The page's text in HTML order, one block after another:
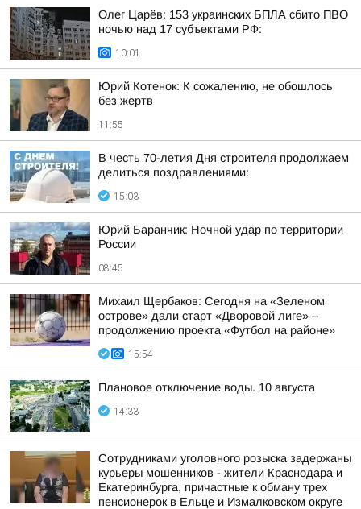
Олег Царёв: 153 украинских БПЛА сбито ПВО
ночью над 17 субъектами РФ:
10:01
Юрий Котенок: К сожалению, не обошлось
без жертв
11:55
В честь 70-летия Дня строителя продолжаем
делиться поздравлениями:
15:03
Юрий Баранчик: Ночной удар по территории
России
08:45
Михаил Щербаков: Сегодня на «Зеленом
острове» дали старт «Дворовой лиге» –
продолжению проекта «Футбол на районе»
15:54
Плановое отключение воды. 10 августа
14:33
Сотрудниками уголовного розыска задержаны
курьеры мошенников - жители Краснодара и
Екатеринбурга, причастные к обману трех
пенсионерок в Ельце и Измалковском округе